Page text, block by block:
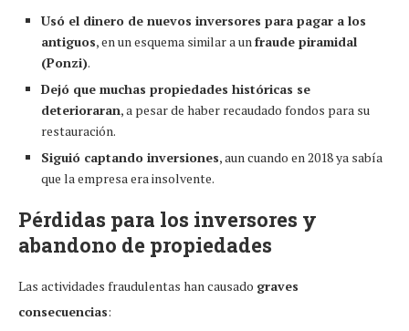
Usó el dinero de nuevos inversores para pagar a los
antiguos, en un esquema similar a unfraude piramidal
(Ponzi).
Dejó que muchas propiedades históricas se
deterioraran, a pesar de haber recaudado fondos para su
restauración.
Siguió captando inversiones, aun cuando en 2018 ya sabía
que la empresa era insolvente.
Pérdidas para los inversores y
abandono de propiedades
Las actividades fraudulentas han causado graves
consecuencias: